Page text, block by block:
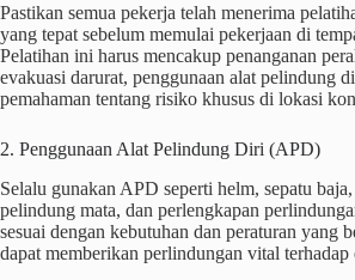
Pastikan semua pekerja telah menerima
yang tepat sebelum memulai pekerjaan di
Pelatihan ini harus mencakup penanganan
evakuasi darurat, penggunaan alat pelindung
pemahaman tentang risiko khusus di lokasi
2. Penggunaan Alat Pelindung Diri (APD)
Selalu gunakan APD seperti helm, sepatu
pelindung mata, dan perlengkapan
sesuai dengan kebutuhan dan peraturan yang
dapat memberikan perlindungan vital terhadap